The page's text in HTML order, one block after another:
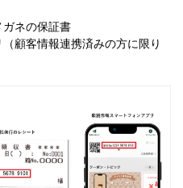
ガネの保証書
顧客情報連携済みの方に限り